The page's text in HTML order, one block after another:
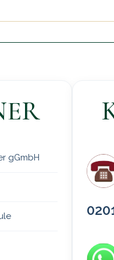
gGmbH